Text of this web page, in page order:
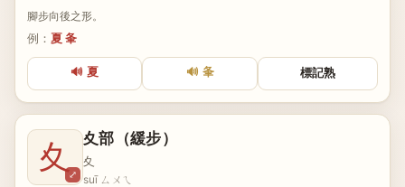
腳步向後之形。
例： 夏 夆
🔊 夏 🔊 夆 標記熟
夊⤢
夊部（緩步）
夊
suī ㄙㄨㄟ